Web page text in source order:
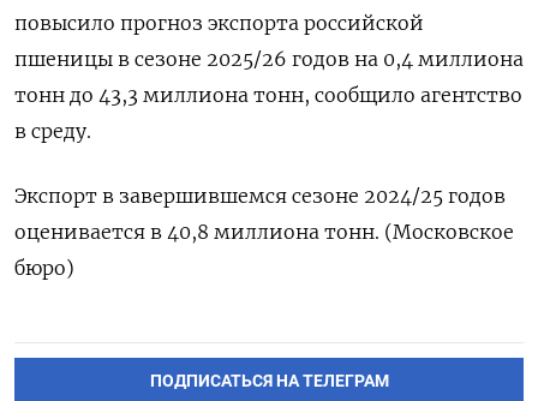
повысило прогноз экспорта российской
пшеницы в сезоне 2025/26 годов на 0,4 миллиона
тонн до 43,3 миллиона тонн, сообщило агентство
в среду.
Экспорт в завершившемся сезоне 2024/25 годов
оценивается в 40,8 миллиона тонн. (Московское
бюро)
ПОДПИСАТЬСЯ НА ТЕЛЕГРАМ